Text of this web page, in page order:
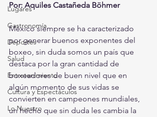
Lugares
Gastronomía
Deportes
Salud
Entretenimiento
Cultura y Espectáculos
Lo Nuestro
Por: Aquiles Castañeda Böhmer
México siempre se ha caracterizado
por generar buenos exponentes del
boxeo, sin duda somos un país que
destaca por la gran cantidad de
boxeadores de buen nivel que en
algún momento de sus vidas se
convierten en campeones mundiales,
un hecho que sin duda les cambia la